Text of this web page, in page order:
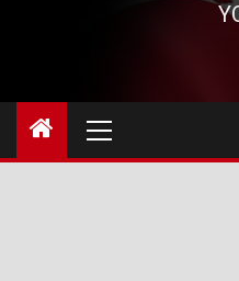
principal